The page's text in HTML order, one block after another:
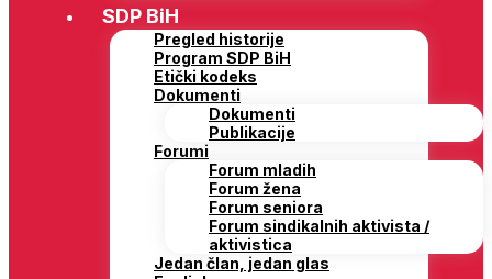
SDP BiH
Pregled historije
Program SDP BiH
Etički kodeks
Dokumenti
Dokumenti
Publikacije
Forumi
Forum mladih
Forum žena
Forum seniora
Forum sindikalnih aktivista /
aktivistica
Jedan član, jedan glas